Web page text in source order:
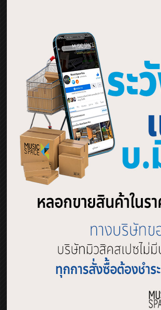
The smartLav+ also features
ratio over the original smartLav. The
management, a foam pop shield and
Compatible with iPhone 5S, iPhone 5,
iPad (3rd generation), iPad 2, iPad
many Android devices.
Features:
Works with any audio app that
Record, EQ, edit, and publish
Foam pop shield softens vocal
Mic clip with cable
Small pouch included for
Combine with SC3 adapter to
Combine with SC6 dual TRRS